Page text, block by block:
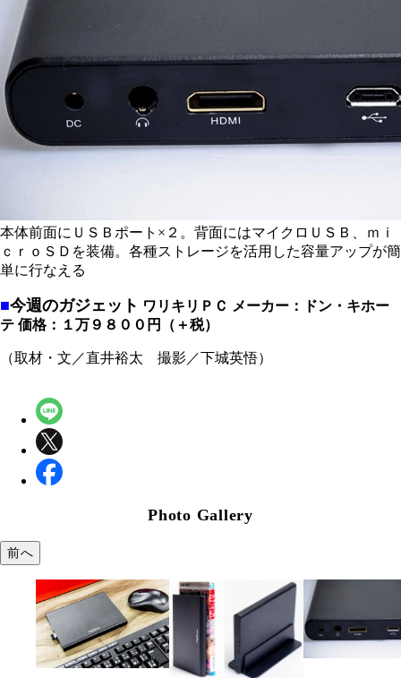
本体前面にＵＳＢポート×２。背面にはマイクロＵＳＢ、ｍｉ
ｃｒｏＳＤを装備。各種ストレージを活用した容量アップが簡
単に行なえる
■今週のガジェット ワリキリＰＣ メーカー：ドン・キホー
テ 価格：１万９８００円（＋税）
（取材・文／直井裕太 撮影／下城英悟）
Photo Gallery
前へ